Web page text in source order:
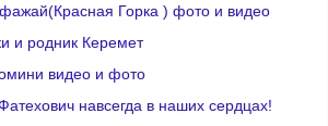
Горка ) фото и видео
и родник Керемет
видео и фото
навсегда в наших сердцах!